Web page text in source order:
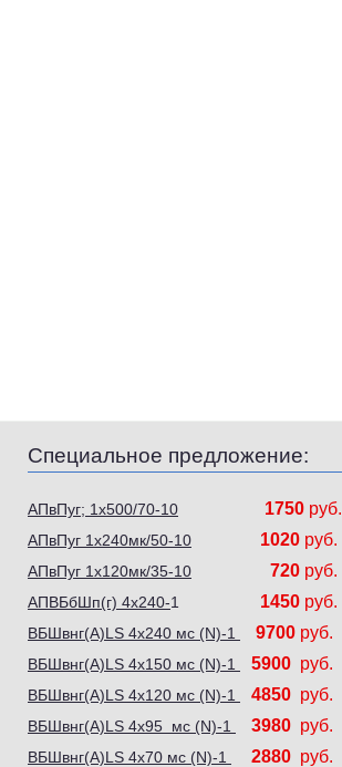
Специальное предложение:
1750 руб.
АПвПуг; 1х500/70-10
1020 руб.
АПвПуг 1х240мк/50-10
720 руб.
АПвПуг 1х120мк/35-10
1450 руб.
АПВБбШп(г) 4х240-1
9700 руб.
ВБШвнг(А)LS 4х240 мс (N)-1
5900 руб.
ВБШвнг(А)LS 4х150 мс (N)-1
4850 руб.
ВБШвнг(А)LS 4х120 мс (N)-1
3980 руб.
ВБШвнг(А)LS 4х95 мс (N)-1
2880 руб.
ВБШвнг(А)LS 4х70 мс (N)-1